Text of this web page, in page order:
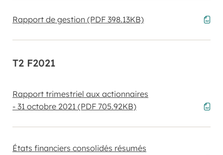
Rapport de gestion (PDF 398.13KB)
T2 F2021
Rapport trimestriel aux actionnaires
- 31 octobre 2021 (PDF 705.92KB)
États financiers consolidés résumés